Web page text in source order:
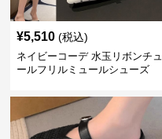
¥5,510 (税込)
ネイビーコーデ 水玉リボンチュ
ールフリルミュールシューズ